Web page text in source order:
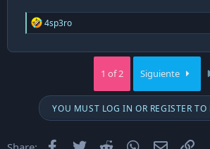
R
e
c
n
:
4sp3ro
1 of 2 Siguiente
YOU MUST LOG IN OR REGISTER TO
Facebook
Twitter Reddit WhatsApp
Email